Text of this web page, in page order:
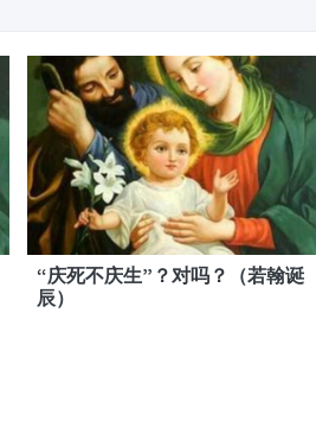
“庆死不庆生”？对吗？（若翰诞
辰）